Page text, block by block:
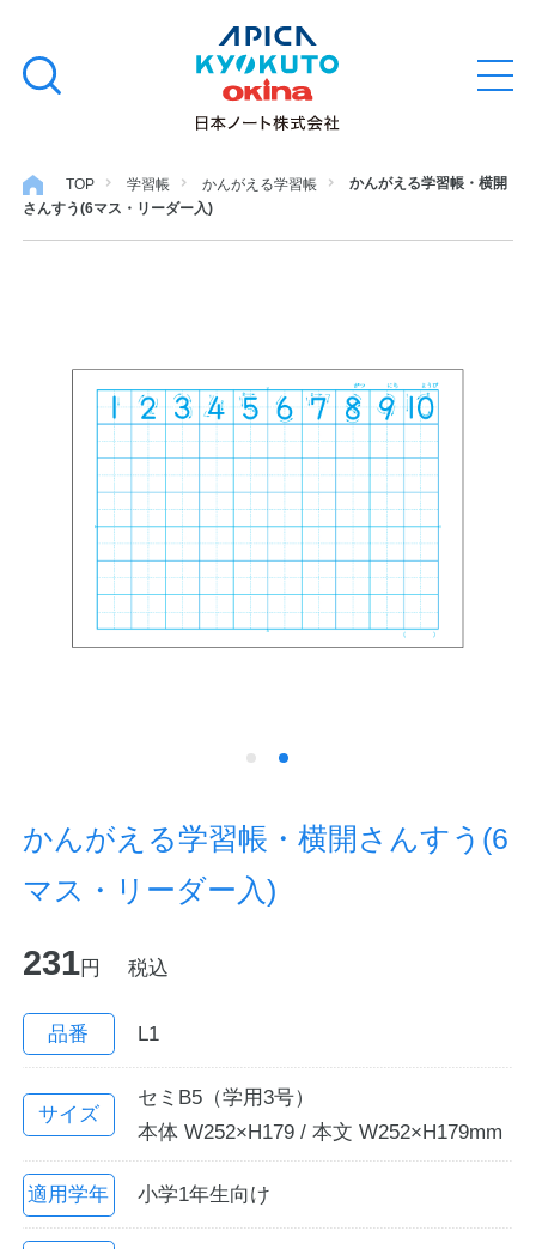
文
キ
ッ
開
検
る
ノート・メモ
日用・事務用品
特集・コラム
ノートの豆知識
探求・自主学習のすすめ
企業情報 SDGsと未来
カタログ
English
TOP 学習帳 かんがえる学習帳
かんがえる学習帳・横開
さんすう(6マス・リーダー入)
かんがえる学習帳・横開さんすう(6
マス・リーダー入)
231円 税込
品番 L1
サイズ
セミB5（学用3号）
本体 W252×H179 / 本文 W252×H179mm
適用学年 小学1年生向け